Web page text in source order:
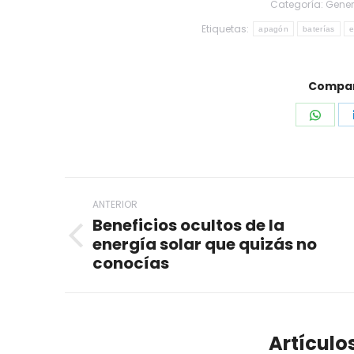
Categoría:
Etiquetas:
apagón baterías
Navegación
entre
publicaciones
ANTERIOR
Publicación
anterior:
Beneficios ocultos de la
energía solar que quizás no
conocías